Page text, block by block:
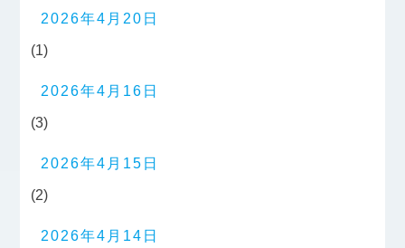
2026年4月20日
(1)
2026年4月16日
(3)
2026年4月15日
(2)
2026年4月14日